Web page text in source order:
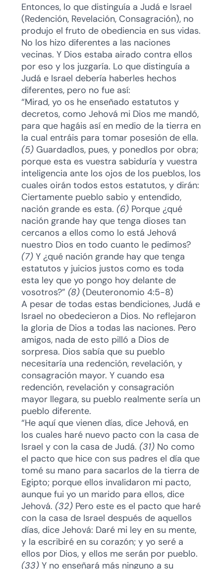
Entonces, lo que distinguía a Judá e Israel
(Redención, Revelación, Consagración), no
produjo el fruto de obediencia en sus vidas.
No los hizo diferentes a las naciones
vecinas. Y Dios estaba airado contra ellos
por eso y los juzgaría. Lo que distinguía a
Judá e Israel debería haberles hechos
diferentes, pero no fue así:
“Mirad, yo os he enseñado estatutos y
decretos, como Jehová mi Dios me mandó,
para que hagáis así en medio de la tierra en
la cual entráis para tomar posesión de ella.
(5)Guardadlos, pues, y ponedlos por obra;
porque esta es vuestra sabiduría y vuestra
inteligencia ante los ojos de los pueblos, los
cuales oirán todos estos estatutos, y dirán:
Ciertamente pueblo sabio y entendido,
nación grande es esta. (6) Porque ¿qué
nación grande hay que tenga dioses tan
cercanos a ellos como lo está Jehová
nuestro Dios en todo cuanto le pedimos?
(7)Y ¿qué nación grande hay que tenga
estatutos y juicios justos como es toda
esta ley que yo pongo hoy delante de
vosotros?” (8)(Deuteronomio 4:5-8)
A pesar de todas estas bendiciones, Judá e
Israel no obedecieron a Dios. No reflejaron
la gloria de Dios a todas las naciones. Pero
amigos, nada de esto pilló a Dios de
sorpresa. Dios sabía que su pueblo
necesitaría una redención, revelación, y
consagración mayor. Y cuando esa
redención, revelación y consagración
mayor llegara, su pueblo realmente sería un
pueblo diferente.
“He aquí que vienen días, dice Jehová, en
los cuales haré nuevo pacto con la casa de
Israel y con la casa de Judá. (31)No como
el pacto que hice con sus padres el día que
tomé su mano para sacarlos de la tierra de
Egipto; porque ellos invalidaron mi pacto,
aunque fui yo un marido para ellos, dice
Jehová. (32)Pero este es el pacto que haré
con la casa de Israel después de aquellos
días, dice Jehová: Daré mi ley en su mente,
y la escribiré en su corazón; y yo seré a
ellos por Dios, y ellos me serán por pueblo.
(33)Y no enseñará más ninguno a su